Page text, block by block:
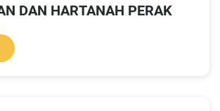
DAN HARTANAH PERAK